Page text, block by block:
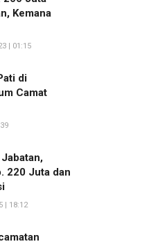
Kemana
| 01:15
di
Camat
220 Juta dan
| 18:12